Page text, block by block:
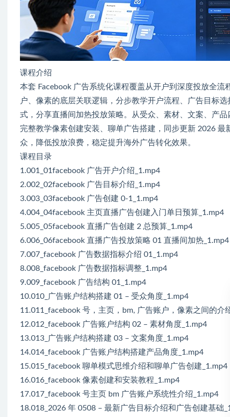
课程介绍
本套 Facebook 广告系统化课程覆盖从开户到深度投放全
户、像素的底层关联逻辑，分步教学开户流程、广告目标
式，分享直播间加热投放策略。从受众、素材、文案、产
完整教学像素创建安装、聊单广告搭建，同步更新 2026
众，降低投放浪费，稳定提升海外广告转化效果。
课程目录
1.001_01facebook 广告开户介绍_1.mp4
2.002_02facebook 广告目标介绍_1.mp4
3.003_03facebook 广告创建 0-1_1.mp4
4.004_04facebook 主页直播广告创建入门单日预算_1.mp4
5.005_05facebook 直播广告创建 2 总预算_1.mp4
6.006_06facebook 直播广告投放策略 01 直播间加热_1.mp4
7.007_facebook 广告数据指标介绍 01_1.mp4
8.008_facebook 广告数据指标调整_1.mp4
9.009_facebook 广告结构 01_1.mp4
10.010_广告账户结构搭建 01 – 受众角度_1.mp4
11.011_facebook 号，主页，bm, 广告账户，像素之间的介
12.012_facebook 广告账户结构 02 – 素材角度_1.mp4
13.013_广告账户结构搭建 03 – 文案角度_1.mp4
14.014_facebook 广告账户结构搭建产品角度_1.mp4
15.015_facebook 聊单模式思维介绍和聊单广告创建_1.mp4
16.016_facebook 像素创建和安装教程_1.mp4
17.017_facebook 号主页 bm 广告账户系统性介绍_1.mp4
18.018_2026 年 0508 – 最新广告目标介绍和广告创建基础